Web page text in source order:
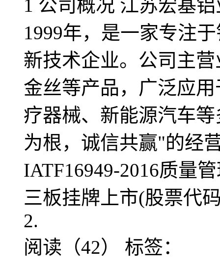
1 公司概况 江苏宏基
1999年，是一家专注
新技术企业。公司主
金丝等产品，广泛应
疗器械、新能源汽车
为根，诚信共赢"的经
IATF16949-2016质量
三板挂牌上市(股票代
2.
阅读（42） 标签：